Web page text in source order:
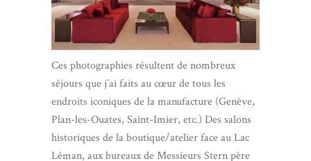
Ces photographies résultent de nombreux
séjours que j’ai faits au cœur de tous les
endroits iconiques de la manufacture (Genève,
Plan-les-Ouates, Saint-Imier, etc.) Des salons
historiques de la boutique/atelier face au Lac
Léman, aux bureaux de Messieurs Stern père